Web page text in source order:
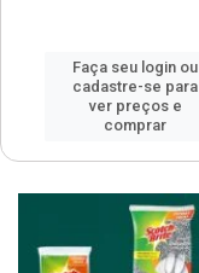
Faça seu login ou
cadastre-se para
ver preços e
comprar